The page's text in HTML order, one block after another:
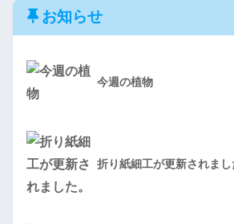
お知らせ
今週の植物
折り紙細工が更新されまし